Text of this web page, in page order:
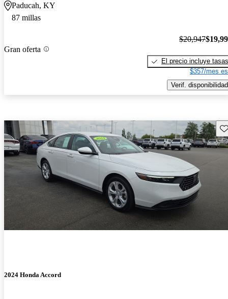
Paducah, KY
87 millas
Gran oferta
$20,947
El precio incluye tasas
$357/mes
Verif. disponibilidad
2024 Honda Accord